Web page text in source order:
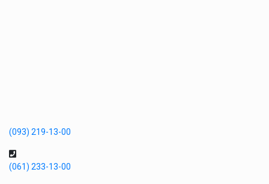
(093) 219-13-00
(061) 233-13-00